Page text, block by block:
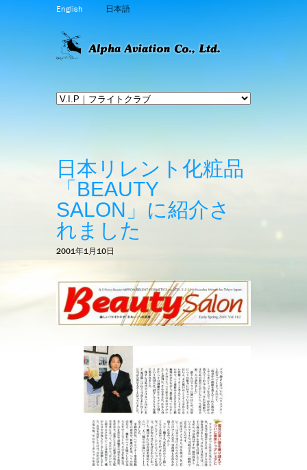
English 日本語
日本リレント化粧品
「BEAUTY
SALON」に紹介さ
れました
2001年1月10日